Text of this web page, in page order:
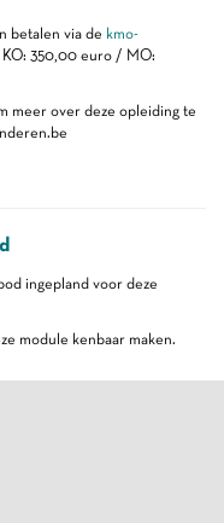
betalen via de kmo-
350,00 euro / MO:
meer over deze opleiding te
ingepland voor deze
module kenbaar maken.